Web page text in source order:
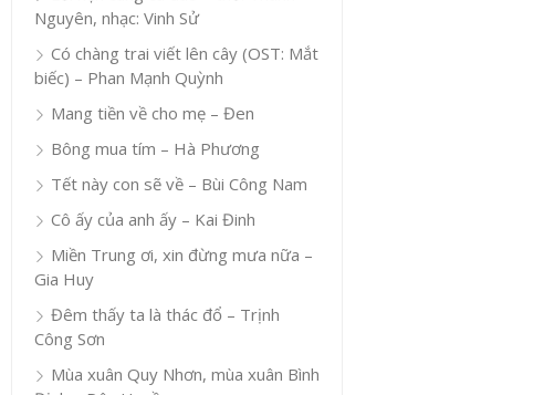
Nguyên, nhạc: Vinh Sử
Có chàng trai viết lên cây (OST: Mắt
biếc) – Phan Mạnh Quỳnh
Mang tiền về cho mẹ – Đen
Bông mua tím – Hà Phương
Tết này con sẽ về – Bùi Công Nam
Cô ấy của anh ấy – Kai Đinh
Miền Trung ơi, xin đừng mưa nữa –
Gia Huy
Đêm thấy ta là thác đổ – Trịnh
Công Sơn
Mùa xuân Quy Nhơn, mùa xuân Bình